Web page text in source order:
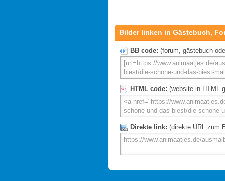
Bilder linken in Gästebuch,
BB code: (forum, gästebuch
HTML code: (website in HTML
Direkte link: (direkte URL zum